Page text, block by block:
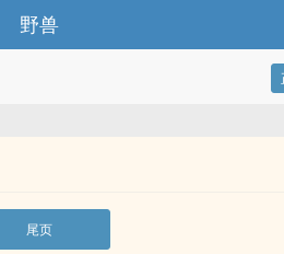
野兽
尾页